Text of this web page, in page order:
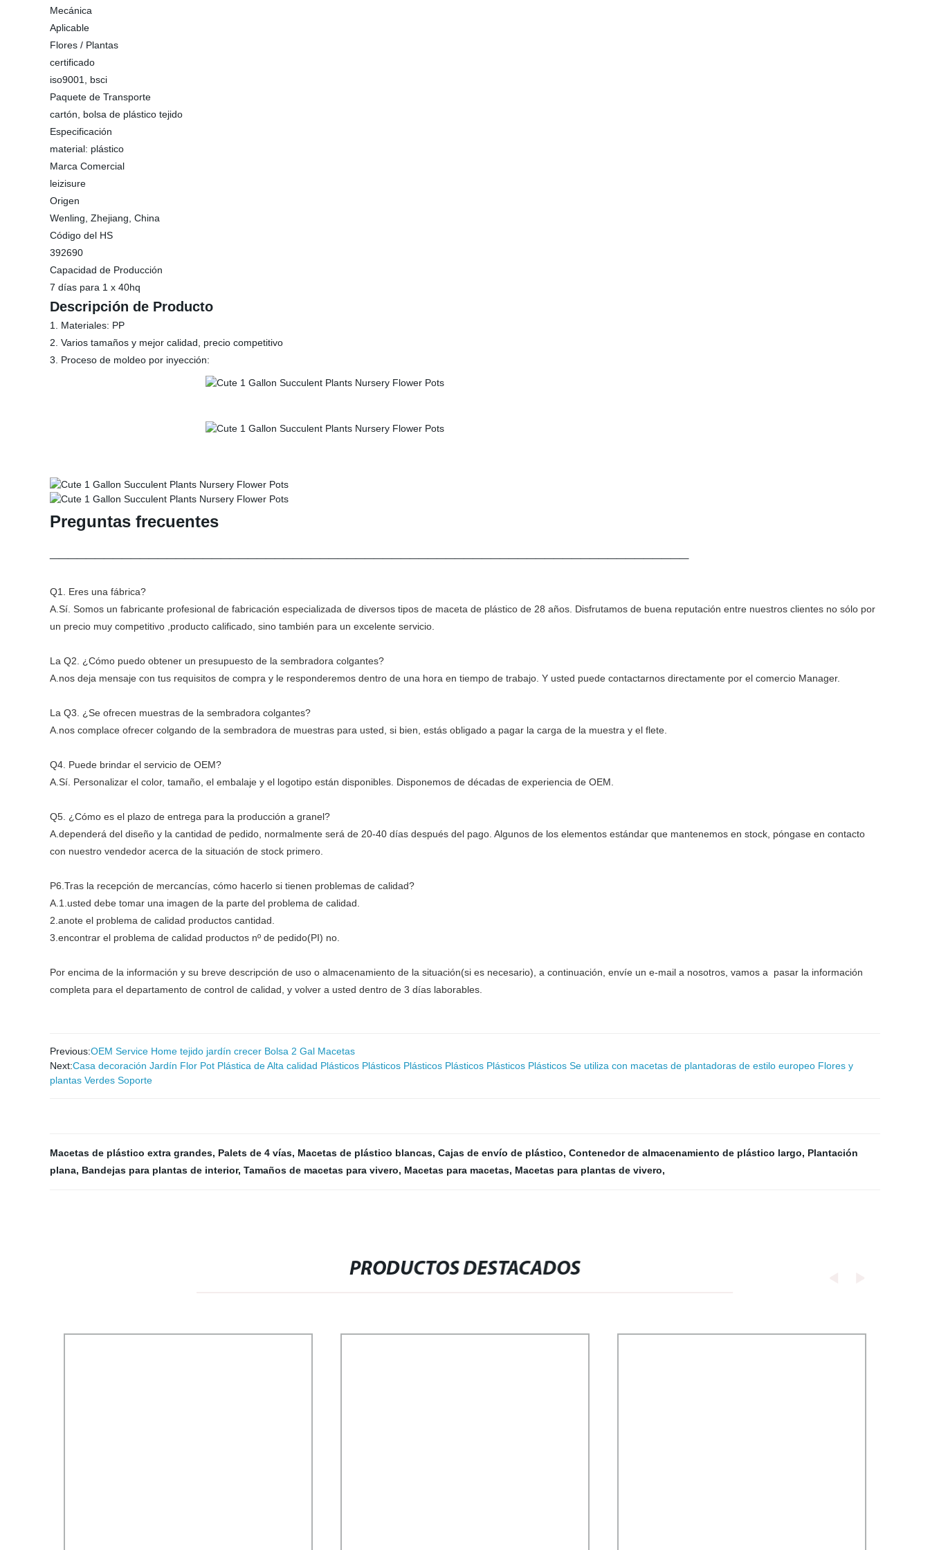
Mecánica
Aplicable
Flores / Plantas
certificado
iso9001, bsci
Paquete de Transporte
cartón, bolsa de plástico tejido
Especificación
material: plástico
Marca Comercial
leizisure
Origen
Wenling, Zhejiang, China
Código del HS
392690
Capacidad de Producción
7 días para 1 x 40hq
Descripción de Producto
1. Materiales: PP
2. Varios tamaños y mejor calidad, precio competitivo
3. Proceso de moldeo por inyección:
Preguntas frecuentes
Q1. Eres una fábrica?
A.Sí. Somos un fabricante profesional de fabricación especializada de diversos tipos de maceta de plástico de 28 años. Disfrutamos de buena reputación entre nuestros clientes no sólo por
un precio muy competitivo ,producto calificado, sino también para un excelente servicio.
La Q2. ¿Cómo puedo obtener un presupuesto de la sembradora colgantes?
A.nos deja mensaje con tus requisitos de compra y le responderemos dentro de una hora en tiempo de trabajo. Y usted puede contactarnos directamente por el comercio Manager.
La Q3. ¿Se ofrecen muestras de la sembradora colgantes?
A.nos complace ofrecer colgando de la sembradora de muestras para usted, si bien, estás obligado a pagar la carga de la muestra y el flete.
Q4. Puede brindar el servicio de OEM?
A.Sí. Personalizar el color, tamaño, el embalaje y el logotipo están disponibles. Disponemos de décadas de experiencia de OEM.
Q5. ¿Cómo es el plazo de entrega para la producción a granel?
A.dependerá del diseño y la cantidad de pedido, normalmente será de 20-40 días después del pago. Algunos de los elementos estándar que mantenemos en stock, póngase en contacto
con nuestro vendedor acerca de la situación de stock primero.
P6.Tras la recepción de mercancías, cómo hacerlo si tienen problemas de calidad?
A.1.usted debe tomar una imagen de la parte del problema de calidad.
2.anote el problema de calidad productos cantidad.
3.encontrar el problema de calidad productos nº de pedido(PI) no.
Por encima de la información y su breve descripción de uso o almacenamiento de la situación(si es necesario), a continuación, envíe un e-mail a nosotros, vamos a
pasar la información
completa para el departamento de control de calidad, y volver a usted dentro de 3 días laborables.
Previous:OEM Service Home tejido jardín crecer Bolsa 2 Gal Macetas
Next:Casa decoración Jardín Flor Pot Plástica de Alta calidad Plásticos Plásticos Plásticos Plásticos Plásticos Plásticos Se utiliza con macetas de plantadoras de estilo europeo Flores y
plantas Verdes Soporte
Macetas de plástico extra grandes, Palets de 4 vías, Macetas de plástico blancas, Cajas de envío de plástico, Contenedor de almacenamiento de plástico largo, Plantación
plana, Bandejas para plantas de interior, Tamaños de macetas para vivero, Macetas para macetas, Macetas para plantas de vivero,
PRODUCTOS DESTACADOS